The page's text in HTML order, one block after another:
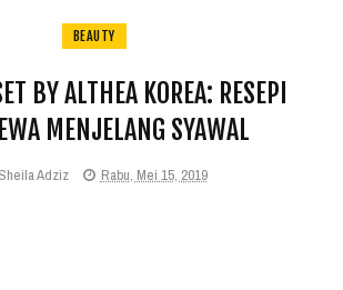
BEAUTY
BY ALTHEA KOREA: RESEPI
MENJELANG SYAWAL
Sheila Adziz Rabu, Mei 15, 2019